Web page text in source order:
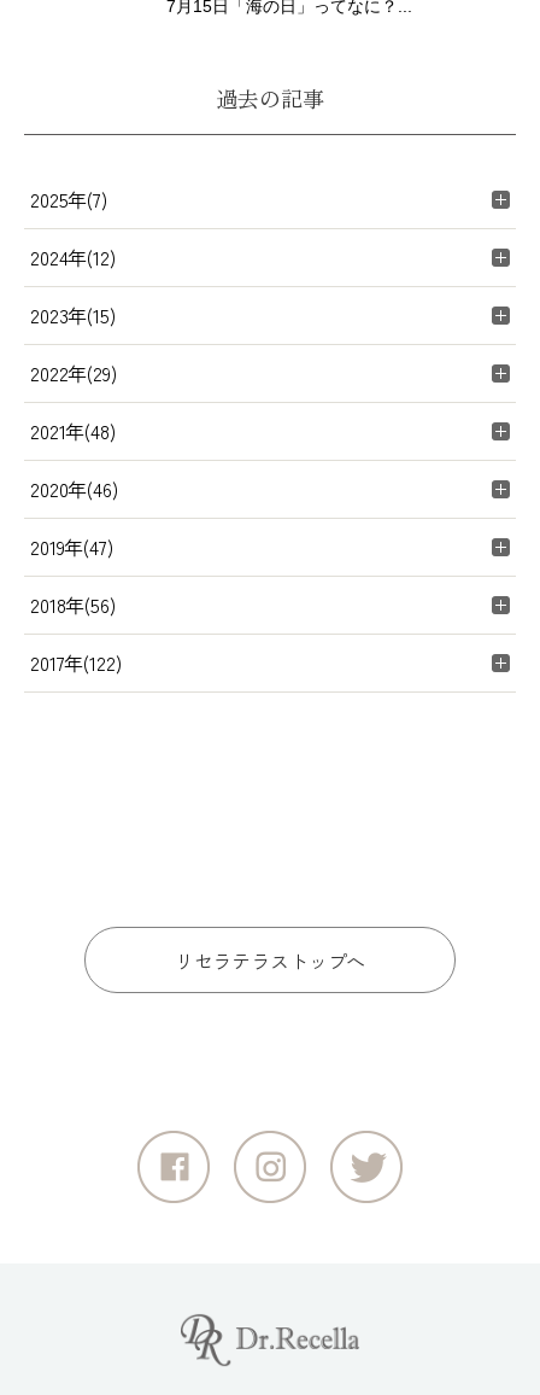
7月15日「海の日」ってなに？...
過去の記事
2025年(7)
2024年(12)
2023年(15)
2022年(29)
2021年(48)
2020年(46)
2019年(47)
2018年(56)
2017年(122)
リセラテラストップへ